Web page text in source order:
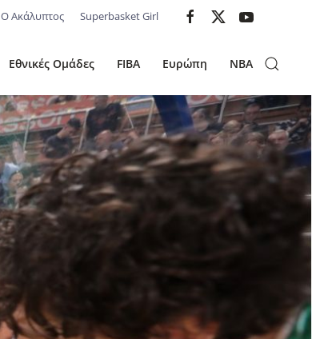
Ο Ακάλυπτος Superbasket Girl
Εθνικές Ομάδες FIBA Ευρώπη NBA